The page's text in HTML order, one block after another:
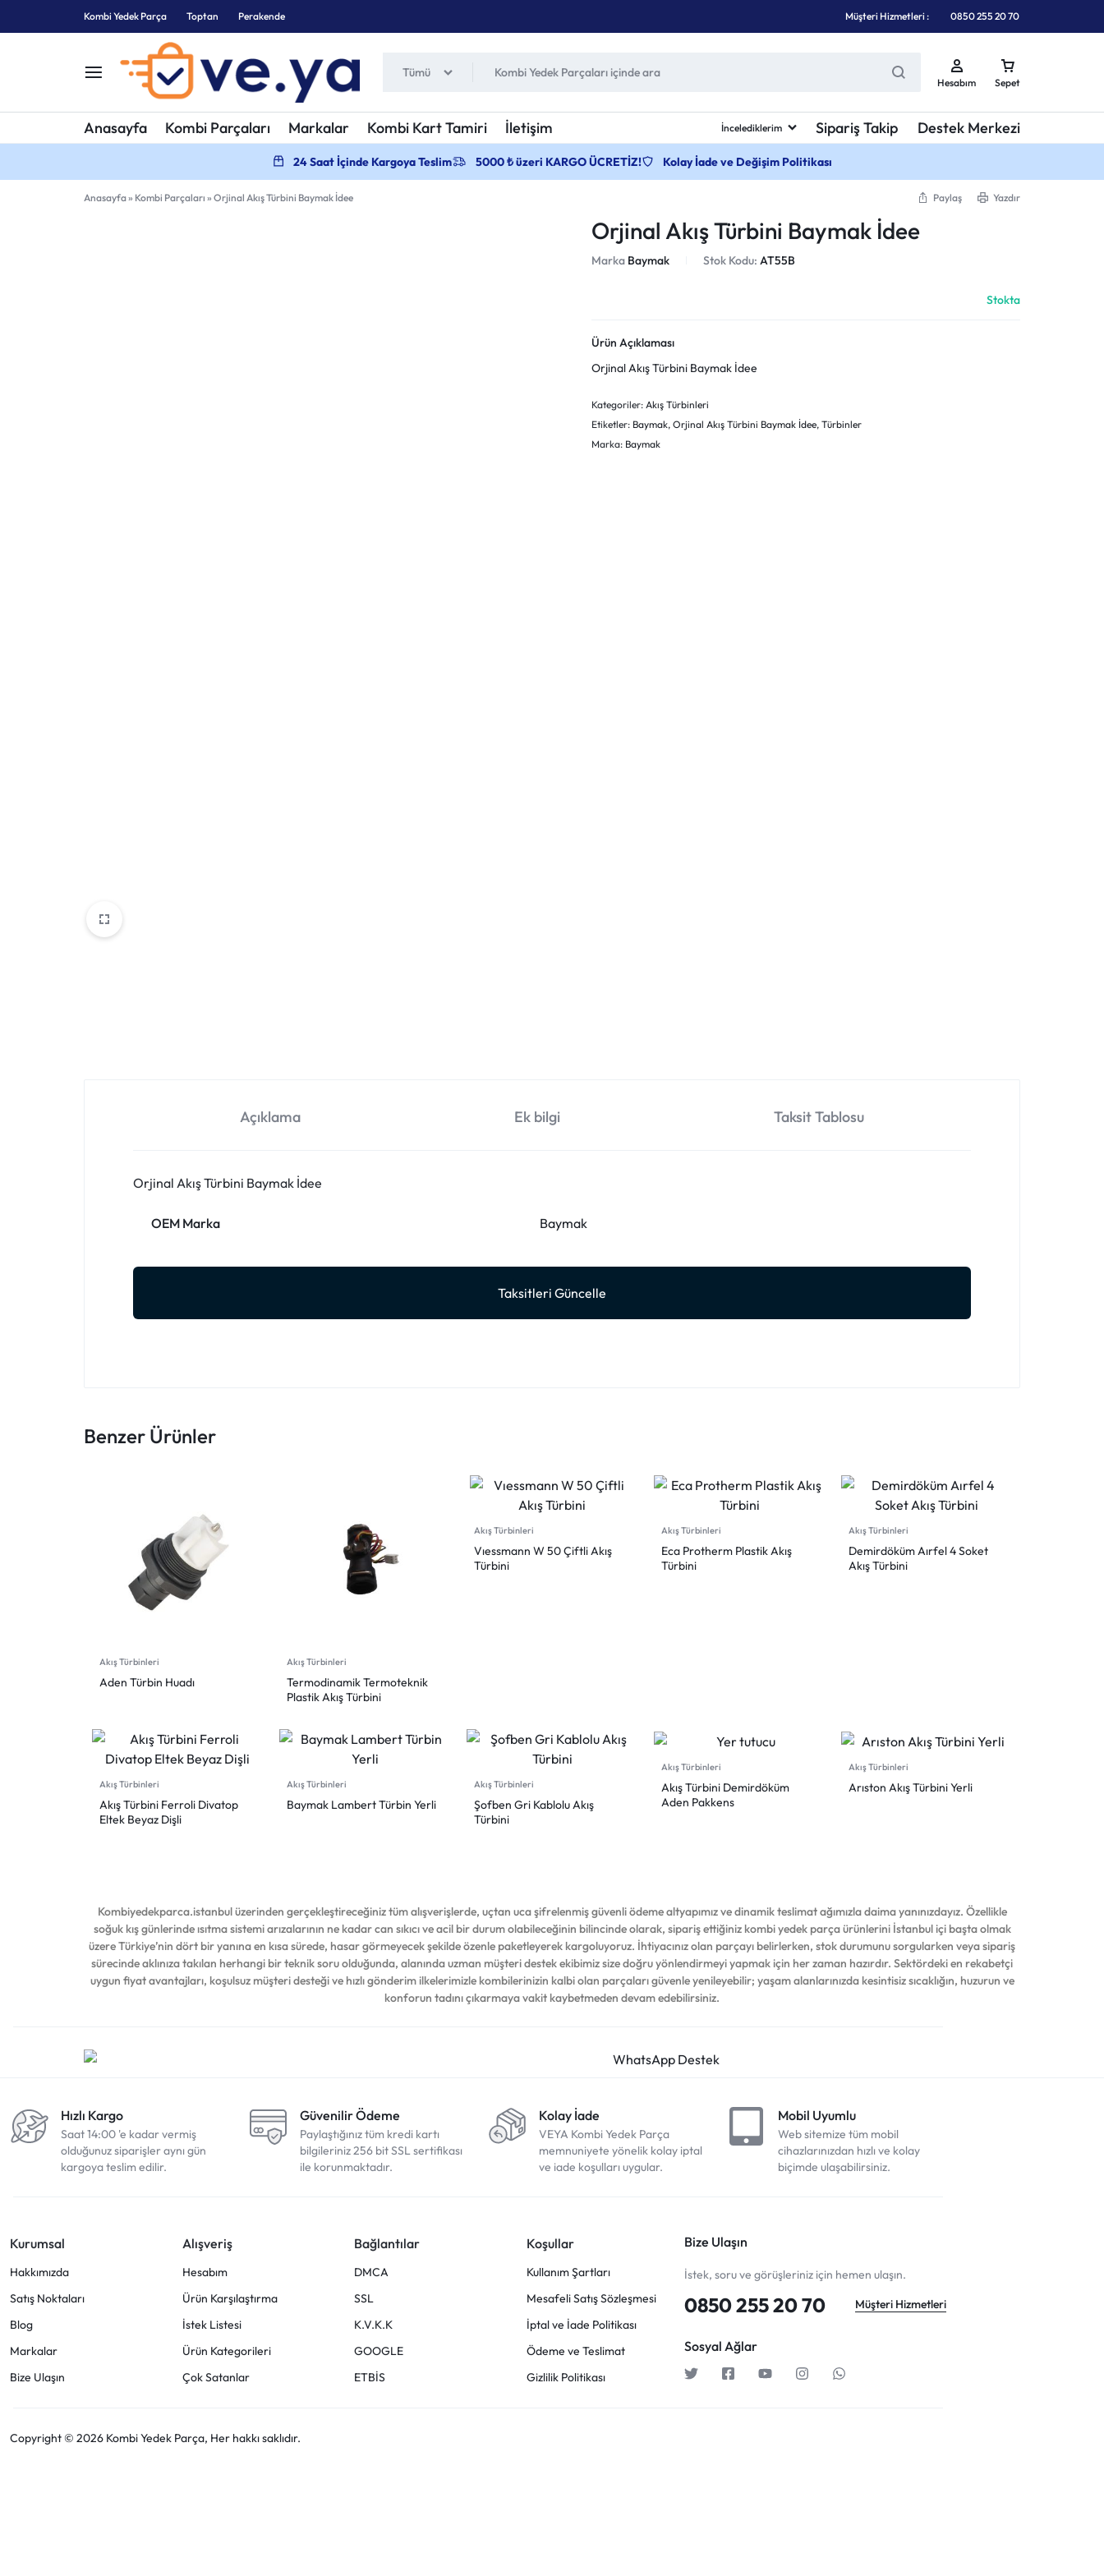
Kombi Yedek Parça Toptan Perakende Müşteri Hizmetleri : 0850 255 20 70
KOMBI
PARÇA
KOMBI
Tümü
Hesabım Sepet
Anasayfa Kombi Parçaları Markalar Kombi Kart Tamiri İletişim İncelediklerim Sipariş Takip Destek Merkezi
24 Saat İçinde Kargoya Teslim 5000 ₺ üzeri KARGO ÜCRETİZ! Kolay İade ve Değişim Politikası
Anasayfa» Kombi Parçaları » Orjinal Akış Türbini Baymak İdee Paylaş Yazdır
Orjinal Akış Türbini Baymak İdee
Marka Baymak Stok Kodu:AT55B
Stokta
Ürün Açıklaması
Orjinal Akış Türbini Baymak İdee
Kategoriler:Akış Türbinleri
Etiketler: Baymak,Orjinal Akış Türbini Baymak İdee,Türbinler
Marka: Baymak
Açıklama Ek bilgi Taksit Tablosu
Orjinal Akış Türbini Baymak İdee
OEM Marka Baymak
Taksitleri Güncelle
Benzer Ürünler
Akış Türbinleri
Aden Türbin Huadı
Akış Türbinleri
Termodinamik Termoteknik
Plastik Akış Türbini
Akış Türbinleri
Vıessmann W 50 Çiftli Akış
Türbini
Akış Türbinleri
Eca Protherm Plastik Akış
Türbini
Akış Türbinleri
Demirdöküm Aırfel 4 Soket
Akış Türbini
Akış Türbinleri
Akış Türbini Ferroli Divatop
Eltek Beyaz Dişli
Akış Türbinleri
Baymak Lambert Türbin Yerli
Akış Türbinleri
Şofben Gri Kablolu Akış
Türbini
Akış Türbinleri
Akış Türbini Demirdöküm
Aden Pakkens
Akış Türbinleri
Arıston Akış Türbini Yerli
Kombiyedekparca.istanbul üzerinden gerçekleştireceğiniz tüm alışverişlerde, uçtan uca şifrelenmiş güvenli ödeme altyapımız ve dinamik teslimat ağımızla daima yanınızdayız. Özellikle
soğuk kış günlerinde ısıtma sistemi arızalarının ne kadar can sıkıcı ve acil bir durum olabileceğinin bilincinde olarak, sipariş ettiğiniz kombi yedek parça ürünlerini İstanbul içi başta olmak
üzere Türkiye’nin dört bir yanına en kısa sürede, hasar görmeyecek şekilde özenle paketleyerek kargoluyoruz. İhtiyacınız olan parçayı belirlerken, stok durumunu sorgularken veya sipariş
sürecinde aklınıza takılan herhangi bir teknik soru olduğunda, alanında uzman müşteri destek ekibimiz size doğru yönlendirmeyi yapmak için her zaman hazırdır. Sektördeki en rekabetçi
uygun fiyat avantajları, koşulsuz müşteri desteği ve hızlı gönderim ilkelerimizle kombilerinizin kalbi olan parçaları güvenle yenileyebilir; yaşam alanlarınızda kesintisiz sıcaklığın, huzurun ve
konforun tadını çıkarmaya vakit kaybetmeden devam edebilirsiniz.
Hızlı Kargo
Saat 14:00 'e kadar vermiş
olduğunuz siparişler aynı gün
kargoya teslim edilir.
Güvenilir Ödeme
Paylaştığınız tüm kredi kartı
bilgileriniz 256 bit SSL sertifikası
ile korunmaktadır.
Kolay İade
VEYA Kombi Yedek Parça
memnuniyete yönelik kolay iptal
ve iade koşulları uygular.
Mobil Uyumlu
Web sitemize tüm mobil
cihazlarınızdan hızlı ve kolay
biçimde ulaşabilirsiniz.
Kurumsal
Hakkımızda
Satış Noktaları
Blog
Markalar
Bize Ulaşın
Alışveriş
Hesabım
Ürün Karşılaştırma
İstek Listesi
Ürün Kategorileri
Çok Satanlar
Bağlantılar
DMCA
SSL
K.V.K.K
GOOGLE
ETBİS
Koşullar
Kullanım Şartları
Mesafeli Satış Sözleşmesi
İptal ve İade Politikası
Ödeme ve Teslimat
Gizlilik Politikası
Bize Ulaşın
İstek, soru ve görüşleriniz için hemen ulaşın.
0850 255 20 70 Müşteri Hizmetleri
Sosyal Ağlar
Copyright © 2026 Kombi Yedek Parça, Her hakkı saklıdır.